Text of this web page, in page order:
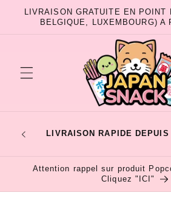
passer
LIVRAISON GRATUITE EN POINT
BELGIQUE, LUXEMBOURG) A
LIVRAISON RAPIDE DEPUIS
Attention rappel sur produit
Cliquez "ICI"